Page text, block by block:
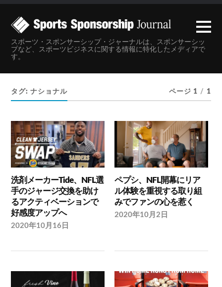
スポーツ・スポンサーシップ・ジャーナルは、スポンサーシッ
プなど、スポーツビジネスに関する情報に特化したメディアで
す。
タグ:ナショナル ページ 1 / 1
洗剤メーカーTide、NFL選
手のジャージ交換を助け
るアクティベーションで
好感度アップへ
2020年10月16日
ペプシ、NFL開幕にリア
ル体験を重視する取り組
みでファンの心を惹く
2020年10月2日